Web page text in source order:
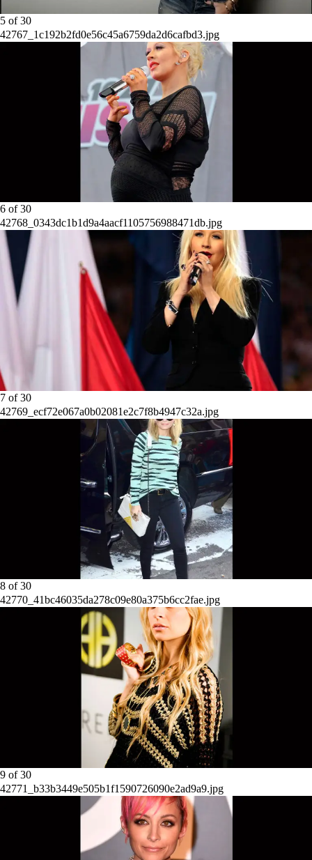
5 of30
42767_1c192b2fd0e56c45a6759da2d6cafbd3.jpg
6 of30
42768_0343dc1b1d9a4aacf1105756988471db.jpg
7 of30
42769_ecf72e067a0b02081e2c7f8b4947c32a.jpg
8 of30
42770_41bc46035da278c09e80a375b6cc2fae.jpg
9 of30
42771_b33b3449e505b1f1590726090e2ad9a9.jpg